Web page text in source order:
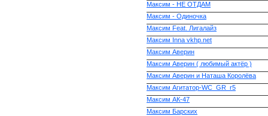
Максим - НЕ ОТДАМ
Максим - Одиночка
Максим Feat. Лигалайз
Максим Inna vkhp.net
Максим Аверин
Максим Аверин ( любимый актёр )
Максим Аверин и Наташа Королёва
Максим Агитатор-WC_GR_r5
Максим АК-47
Максим Барских